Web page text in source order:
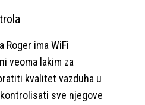
Roger ima WiFi
veoma lakim za
kvalitet vazduha u
sve njegove